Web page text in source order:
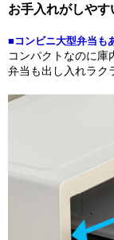
お手入れがしや
■コンビニ大型弁当も
コンパクトなのに庫
弁当も出し入れラク